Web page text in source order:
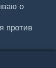
о
против